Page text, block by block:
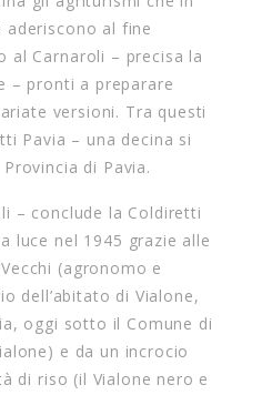
al fine
al Carnaroli – precisa la
– pronti a preparare
versioni. Tra questi
Pavia – una decina si
di Pavia.
– conclude la Coldiretti
luce nel 1945 grazie alle
(agronomo e
dell’abitato di Vialone,
oggi sotto il Comune di
e da un incrocio
di riso (il Vialone nero e